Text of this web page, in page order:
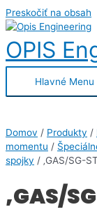
Preskočiť na obsah
OPIS
Hlavné Menu
Domov / Produkty /
momentu /
spojky / ‚GAS/SG-
‚GAS/